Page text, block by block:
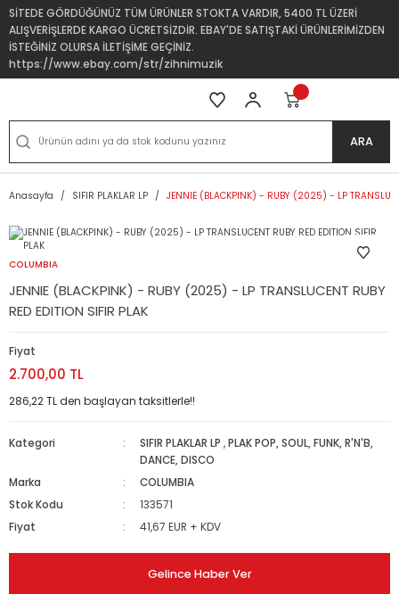
SİTEDE GÖRDÜĞÜNÜZ TÜM ÜRÜNLER STOKTA VARDIR, 5400 TL ÜZERİ
ALIŞVERİŞLERDE KARGO ÜCRETSİZDİR. EBAY'DE SATIŞTAKİ ÜRÜNLERİMİZDEN
İSTEĞİNİZ OLURSA İLETİŞİME GEÇİNİZ.
https://www.ebay.com/str/zihnimuzik
ARA
Anasayfa SIFIR PLAKLAR LP JENNIE (BLACKPINK) - RUBY (2025) - LP
COLUMBIA
JENNIE (BLACKPINK) - RUBY (2025) - LP TRANSLUCENT RUBY
RED EDITION SIFIR PLAK
Fiyat
2.700,00 TL
286,22 TL den başlayan taksitlerle!!
Kategori SIFIR PLAKLAR LP ,PLAK POP, SOUL, FUNK, R'N'B,
DANCE, DISCO
Marka
COLUMBIA
Stok Kodu
133571
Fiyat
41,67 EUR + KDV
Gelince Haber Ver